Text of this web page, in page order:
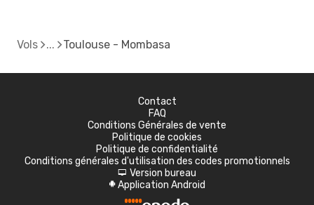
Vols Toulouse - Mombasa
Contact
FAQ
Conditions Générales de vente
Politique de cookies
Politique de confidentialité
Conditions générales d'utilisation des codes promotionnels
d Version bureau
A Application Android